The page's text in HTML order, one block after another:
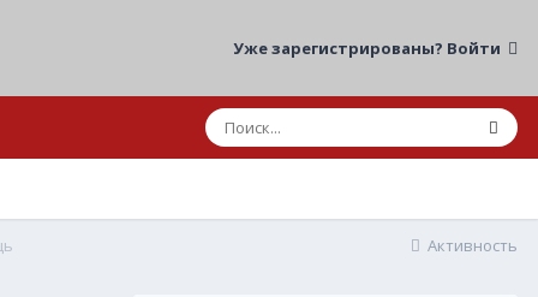
Уже зарегистрированы? Войти
Активность